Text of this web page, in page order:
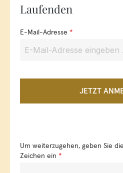
Laufenden
E-Mail-Adresse *
JETZT
Um weiterzugehen, geben Sie
Zeichen ein *